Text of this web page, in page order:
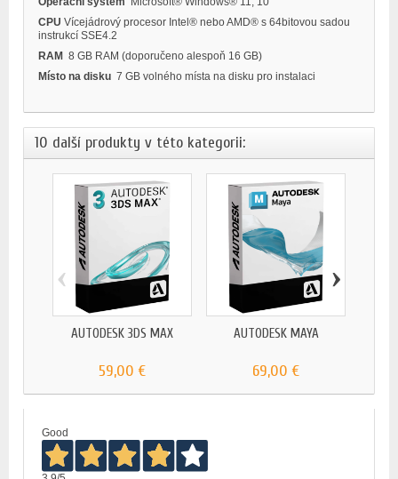
CPU Vícejádrový procesor Intel® nebo AMD® s 64bitovou sadou
instrukcí SSE4.2
RAM 8 GB RAM (doporučeno alespoň 16 GB)
Místo na disku 7 GB volného místa na disku pro instalaci
10 další produkty v této kategorii:
AUTODESK 3DS MAX
59,00 €
AUTODESK MAYA
69,00 €
‹ ›
Good